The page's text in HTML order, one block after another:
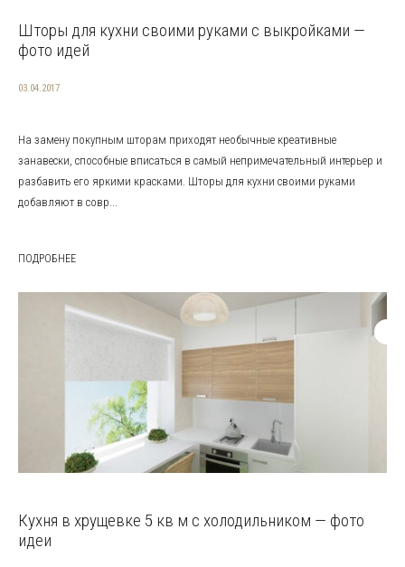
Шторы для кухни своими руками с выкройками —
фото идей
03.04.2017
На замену покупным шторам приходят необычные креативные
занавески, способные вписаться в самый непримечательный интерьер и
разбавить его яркими красками. Шторы для кухни своими руками
добавляют в совр...
ПОДРОБНЕЕ
Кухня в хрущевке 5 кв м с холодильником — фото
идеи